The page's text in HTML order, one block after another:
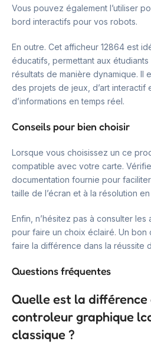
Vous pouvez également l’utiliser
bord interactifs pour vos robots.
En outre. Cet afficheur 12864 est
éducatifs, permettant aux
résultats de manière dynamique. Il
des projets de jeux, d’art interactif
d’informations en temps réel.
Conseils pour bien choisir
Lorsque vous choisissez un ce
compatible avec votre carte.
documentation fournie pour
taille de l’écran et à la résolution
Enfin, n’hésitez pas à consulter les
pour faire un choix éclairé. Un
faire la différence dans la réussite
Questions fréquentes
Quelle est la différence
controleur graphique
classique ?